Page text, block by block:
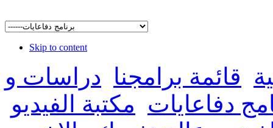
Skip to content
قائمة برامجنا دراسات و
دفاعايات مكتبة الفيديو